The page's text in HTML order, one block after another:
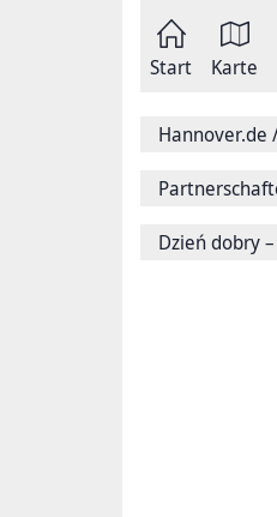
Start Karte
Hannover.de
Dzień dobry